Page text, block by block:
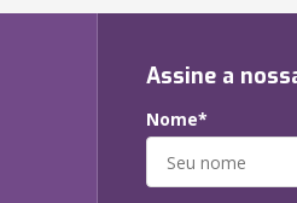
Assine a
Nome*